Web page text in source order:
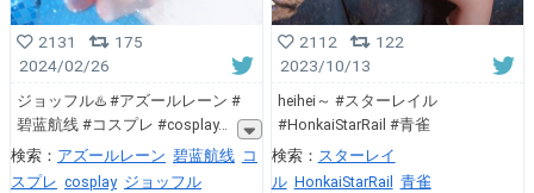
2131
175
2024/02/26
ジョッフル♨️ #アズールレーン #
碧蓝航线 #コスプレ #cosplay
検索： アズールレーン 碧蓝航线 コ
スプレ cosplay ジョッフル
2112
122
2023/10/13
heihei～ #スターレイル
#HonkaiStarRail #青雀
検索： スターレイ
ル HonkaiStarRail 青雀